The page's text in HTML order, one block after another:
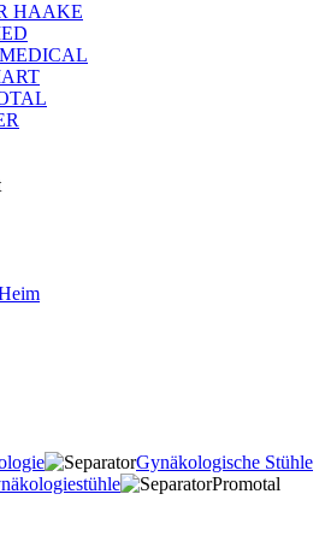
HAAKE
Gynäkologische Stühle
Promotal